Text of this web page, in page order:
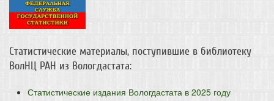
Статистические материалы, поступившие в библиотеку
ВолНЦ РАН из Вологдастата:
Статистические издания Вологдастата в 2025 году